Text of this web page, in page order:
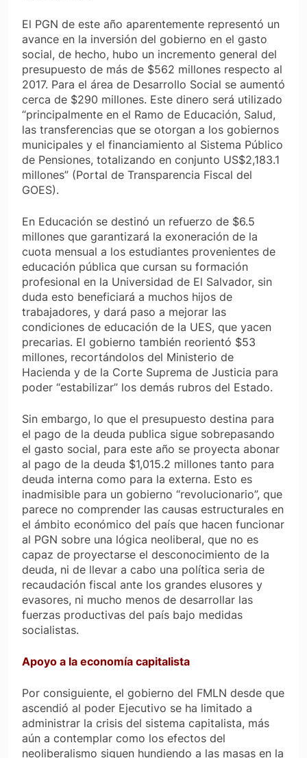
El PGN de este año aparentemente representó un
avance en la inversión del gobierno en el gasto
social, de hecho, hubo un incremento general del
presupuesto de más de $562 millones respecto al
2017. Para el área de Desarrollo Social se aumentó
cerca de $290 millones. Este dinero será utilizado
“principalmente en el Ramo de Educación, Salud,
las transferencias que se otorgan a los gobiernos
municipales y el financiamiento al Sistema Público
de Pensiones, totalizando en conjunto US$2,183.1
millones” (Portal de Transparencia Fiscal del
GOES).
En Educación se destinó un refuerzo de $6.5
millones que garantizará la exoneración de la
cuota mensual a los estudiantes provenientes de
educación pública que cursan su formación
profesional en la Universidad de El Salvador, sin
duda esto beneficiará a muchos hijos de
trabajadores, y dará paso a mejorar las
condiciones de educación de la UES, que yacen
precarias. El gobierno también reorientó $53
millones, recortándolos del Ministerio de
Hacienda y de la Corte Suprema de Justicia para
poder “estabilizar” los demás rubros del Estado.
Sin embargo, lo que el presupuesto destina para
el pago de la deuda publica sigue sobrepasando
el gasto social, para este año se proyecta abonar
al pago de la deuda $1,015.2 millones tanto para
deuda interna como para la externa. Esto es
inadmisible para un gobierno “revolucionario”, que
parece no comprender las causas estructurales en
el ámbito económico del país que hacen funcionar
al PGN sobre una lógica neoliberal, que no es
capaz de proyectarse el desconocimiento de la
deuda, ni de llevar a cabo una política seria de
recaudación fiscal ante los grandes elusores y
evasores, ni mucho menos de desarrollar las
fuerzas productivas del país bajo medidas
socialistas.
Apoyo a la economía capitalista
Por consiguiente, el gobierno del FMLN desde que
ascendió al poder Ejecutivo se ha limitado a
administrar la crisis del sistema capitalista, más
aún a contemplar como los efectos del
neoliberalismo siguen hundiendo a las masas en la